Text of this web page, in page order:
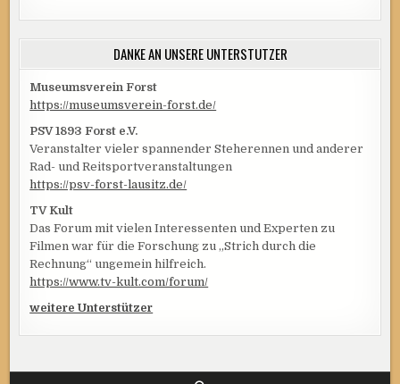
DANKE AN UNSERE UNTERSTÜTZER
Museumsverein Forst
https://museumsverein-forst.de/
PSV 1893 Forst e.V.
Veranstalter vieler spannender Steherennen und anderer
Rad- und Reitsportveranstaltungen
https://psv-forst-lausitz.de/
TV Kult
Das Forum mit vielen Interessenten und Experten zu
Filmen war für die Forschung zu „Strich durch die
Rechnung“ ungemein hilfreich.
https://www.tv-kult.com/forum/
weitere Unterstützer